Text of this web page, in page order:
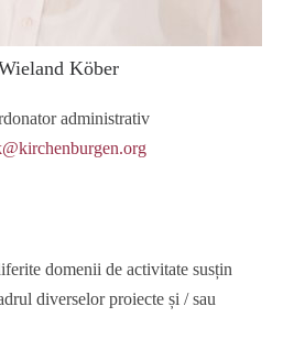
Köber
administrativ
domenii de activitate susțin
diverselor proiecte și / sau